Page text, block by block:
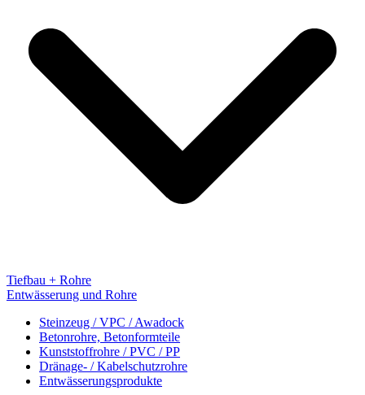
Tiefbau + Rohre
Entwässerung und Rohre
Steinzeug / VPC / Awadock
Betonrohre, Betonformteile
Kunststoffrohre / PVC / PP
Dränage- / Kabelschutzrohre
Entwässerungsprodukte